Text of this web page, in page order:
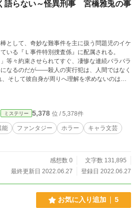
語らない～怪異刑事 宮橋雅兎の事
として、奇妙な難事件を主に扱う問題児のイケ
いる『Ｌ事件特別捜査係』に配属される。
等々約束させられてすぐ、凄惨な連続バラバラ
なるのだが――殺人の実行犯は、人間ではなく
※「小説家になろう」「ノ
ています。
ミステリー 5,378 位 / 5,378件
能 ファンタジー ホラー
キャラ文芸
感想数 0
文字数 131,895
最終更新日 2022.06.27
登録日 2022.06.27
お気に入り追加 5